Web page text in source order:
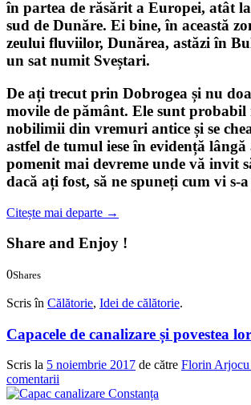
în partea de răsărit a Europei, atât
sud de Dunăre. Ei bine, în această
zeului fluviilor, Dunărea, astăzi în
un sat numit Sveștari.
De ați trecut prin Dobrogea și nu
movile de pământ. Ele sunt probabil
nobilimii din vremuri antice și se
astfel de tumul iese în evidență lângă
pomenit mai devreme unde vă invit
dacă ați fost, să ne spuneți cum vi s-
Citește mai departe →
Share and Enjoy !
0Shares
Scris în Călătorie, Idei de călătorie.
Capacele de canalizare și povestea lor
Scris la 5 noiembrie 2017 de către Florin
comentarii